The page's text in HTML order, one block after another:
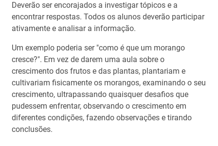
Deverão ser encorajados a investigar tópicos e a
encontrar respostas. Todos os alunos deverão participar
ativamente e analisar a informação.
Um exemplo poderia ser "como é que um morango
cresce?". Em vez de darem uma aula sobre o
crescimento dos frutos e das plantas, plantariam e
cultivariam fisicamente os morangos, examinando o seu
crescimento, ultrapassando quaisquer desafios que
pudessem enfrentar, observando o crescimento em
diferentes condições, fazendo observações e tirando
conclusões.